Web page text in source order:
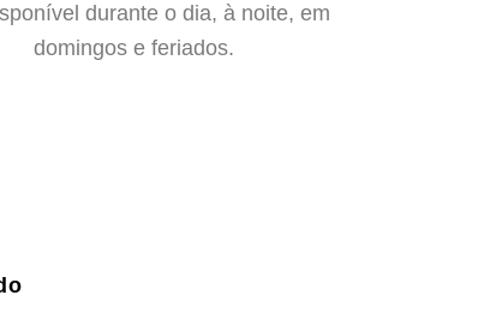
durante o dia, à noite, em
domingos e feriados.